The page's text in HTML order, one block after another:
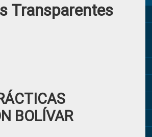
Transparentes
BOLÍVAR